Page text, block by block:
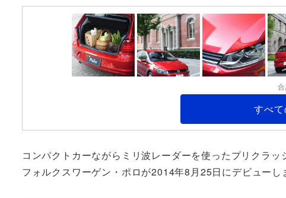
すべ
コンパクトカーながらミリ波レーダーを使ったプリクラ
フォルクスワーゲン・ポロが2014年8月25日にデビューし